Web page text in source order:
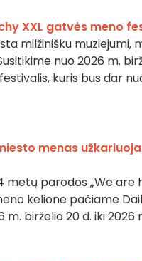
XXL gatvės meno
milžinišku muziejumi,
nuo 2026 m.
kuris bus dar
menas
metų parodos „We are
kelione pačiame
birželio 20 d. iki 2026